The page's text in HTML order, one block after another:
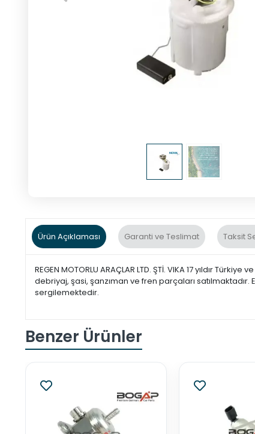
Ürün Açıklaması Garanti ve Teslimat Taksit
REGEN MOTORLU ARAÇLAR LTD. ŞTİ. VIKA 17 yıldır
debriyaj, şasi, şanzıman ve fren parçaları
sergilemektedir.
Benzer Ürünler